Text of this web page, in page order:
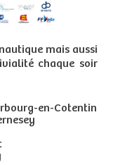
mais aussi
chaque soir
en-Cotentin